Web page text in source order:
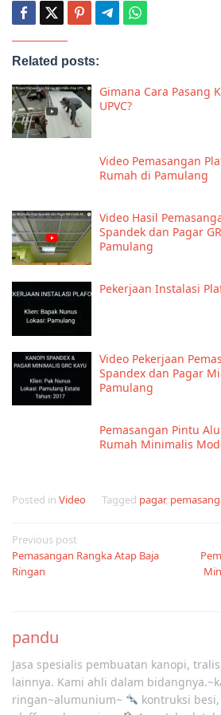
Related posts:
Gimana Cara Pasang
UPVC?
Video Pemasangan
Rumah di Pamulang
Video Hasil
Spandek dan Pagar
Pamulang
Pekerjaan Instalasi
Video Pekerjaan
Spandex dan Pagar
Pamulang
Pemasangan Pintu
Rumah Minimalis
Posted in Video Tagged pagar,
Post
navigation
Previous post
Pemasangan Rangka Atap Baja
Ringan
pandu
Jasa spesialis pembuatan kanopi,
lainnya. Kami ahli dalam
ringan~alumunium~
kontruksi